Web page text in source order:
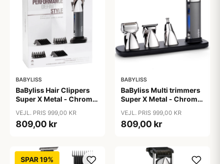
BABYLISS
BaByliss Hair Clippers
Super X Metal - Chrome
VEJL. PRIS 999,00 KR
809,00 kr
BABYLISS
BaByliss Multi trimmers
Super X Metal - Chrome
VEJL. PRIS 999,00 KR
809,00 kr
SPAR 19%